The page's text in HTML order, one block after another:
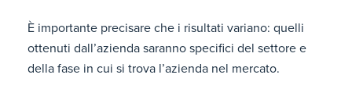
È importante precisare che i risultati variano: quelli
ottenuti dall’azienda saranno specifici del settore e
della fase in cui si trova l’azienda nel mercato.